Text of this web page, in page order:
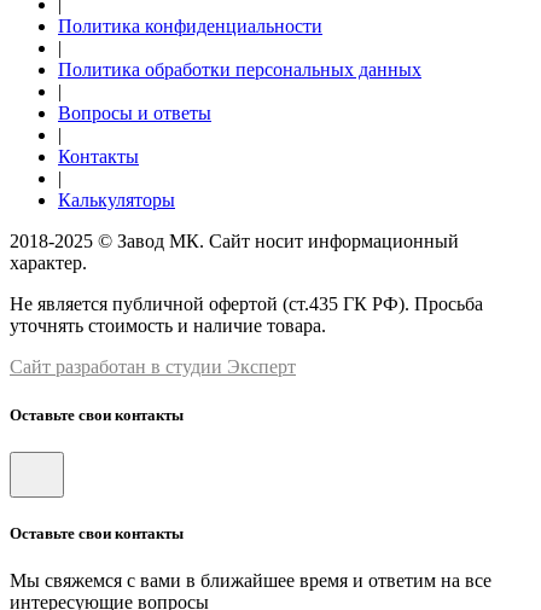
Политика конфиденциальности
Политика обработки персональных данных
Вопросы и ответы
Контакты
Калькуляторы
2018-2025 © Завод МК. Сайт носит информационный
характер.
Не является публичной офертой (ст.435 ГК РФ). Просьба
уточнять стоимость и наличие товара.
Сайт разработан в студии Эксперт
Оставьте свои контакты
Оставьте свои контакты
Мы свяжемся с вами в ближайшее время и ответим на все
интересующие вопросы